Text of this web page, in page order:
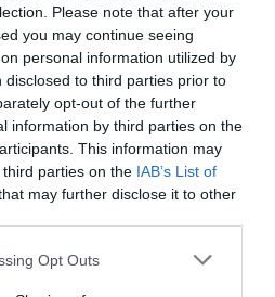
Please note that after your
you may continue seeing
personal information utilized by
to third parties prior to
opt-out of the further
information by third parties on the
This information may
parties on the IAB’s List of
may further disclose it to other
app uses one or more Google
Opt Outs
felett, emellett valamennyi öltözőt
modernizálnak.”
is feltűntető,
kapni.
megújul, a retro szocialista
épületté fejlődik.
is ellátják, amely